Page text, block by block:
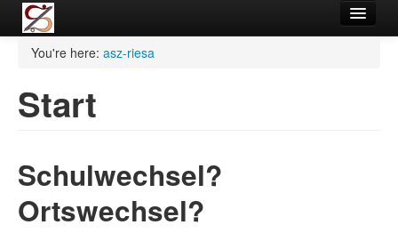
Termine
Bilder
You're here: asz-riesa
Start
Schulwechsel?
Ortswechsel?